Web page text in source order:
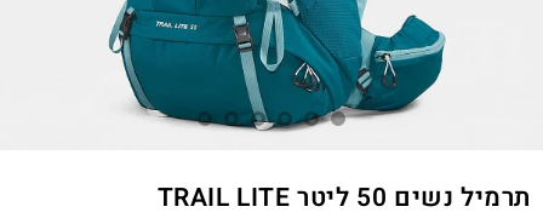
תרמיל נשים 50 ליטר TRAIL LITE